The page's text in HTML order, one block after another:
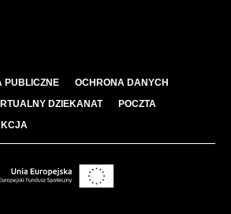
PUBLICZNE
OCHRONA DANYCH
DZIEKANAT
POCZTA